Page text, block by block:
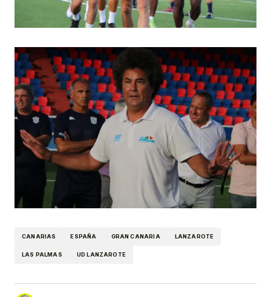
CANARIAS ESPAÑA GRAN CANARIA LANZAROTE
LAS PALMAS UD LANZAROTE